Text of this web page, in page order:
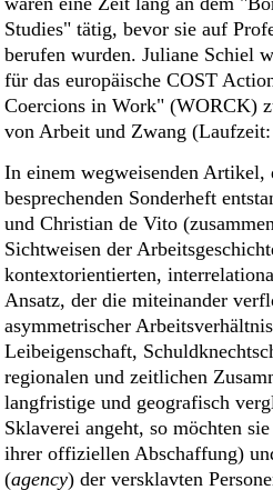
Studies" tätig, bevor sie auf
berufen wurden. Juliane Schiel
für das europäische COST
Coercions in Work" (WORCK)
von Arbeit und Zwang
In einem wegweisenden
besprechenden Sonderheft
und Christian de Vito
Sichtweisen der
kontextorientierten,
Ansatz, der die miteinander
asymmetrischer
Leibeigenschaft,
regionalen und zeitlichen
langfristige und geografisch
Sklaverei angeht, so möchten
ihrer offiziellen Abschaffung)
(agency) der versklavten